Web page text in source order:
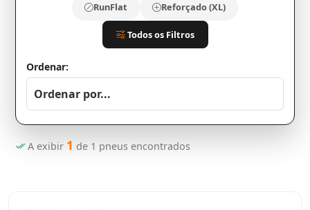
RunFlat Reforçado (XL)
Todos os Filtros
Ordenar:
A exibir 1 de 1 pneus encontrados